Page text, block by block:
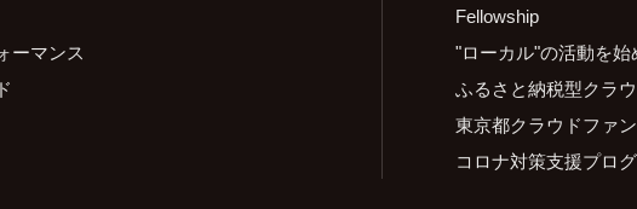
ーマンス
Fellowship
"ローカル"の活動を始
ふるさと納税型クラ
東京都クラウドファ
コロナ対策支援プロ